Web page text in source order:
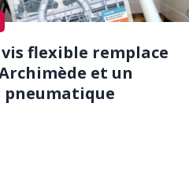
flexible remplace
et un